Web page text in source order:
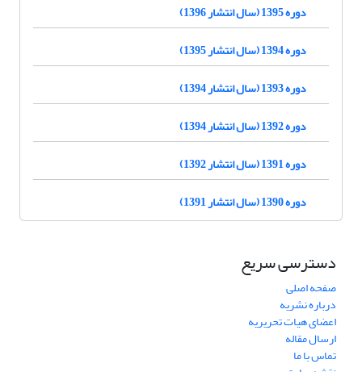
دوره 1395 (سال انتشار 1396)
دوره 1394 (سال انتشار 1395)
دوره 1393 (سال انتشار 1394)
دوره 1392 (سال انتشار 1394)
دوره 1391 (سال انتشار 1392)
دوره 1390 (سال انتشار 1391)
دسترسی سریع
صفحه اصلی
درباره نشریه
اعضای هیات تحریریه
ارسال مقاله
تماس با ما